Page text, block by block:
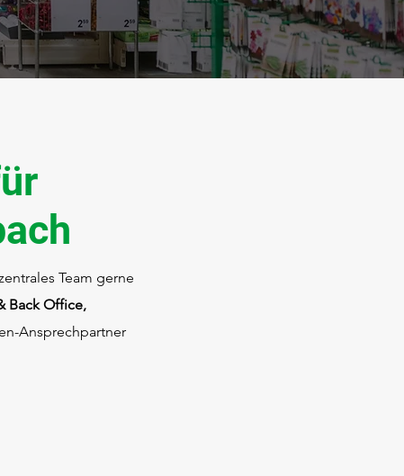
Team gerne
Back Office,
Ansprechpartner